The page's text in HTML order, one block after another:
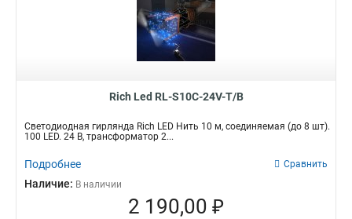
Rich Led RL-S10C-24V-T/B
Светодиодная гирлянда Rich LED Нить 10 м, соединяемая (до 8 шт).
100 LED. 24 B, трансформатор 2...
Подробнее Сравнить
Наличие: В наличии
2 190,00 ₽